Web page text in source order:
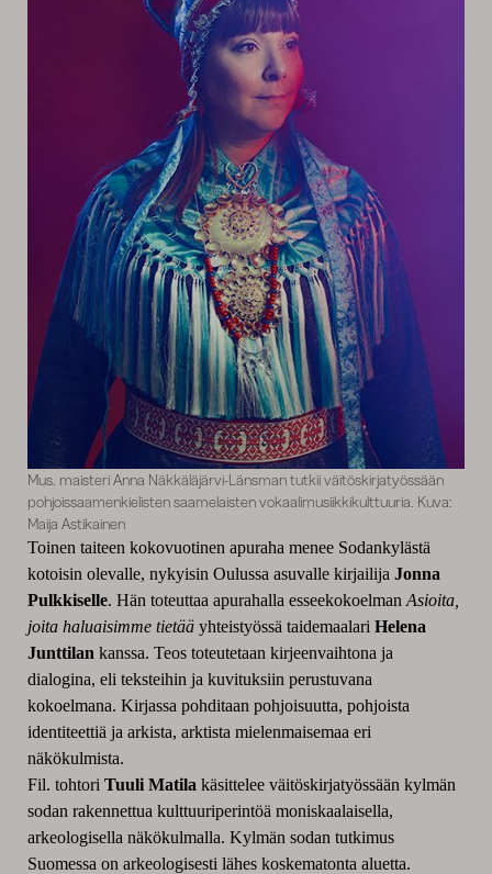
Mus. maisteri Anna Näkkäläjärvi-Länsman tutkii väitöskirjatyössään
pohjoissaamenkielisten saamelaisten vokaalimusiikkikulttuuria. Kuva:
Maija Astikainen
Toinen taiteen kokovuotinen apuraha menee Sodankylästä
kotoisin olevalle, nykyisin Oulussa asuvalle kirjailija Jonna
Pulkkiselle. Hän toteuttaa apurahalla esseekokoelman Asioita,
joita haluaisimme tietää yhteistyössä taidemaalari Helena
Junttilan kanssa. Teos toteutetaan kirjeenvaihtona ja
dialogina, eli teksteihin ja kuvituksiin perustuvana
kokoelmana. Kirjassa pohditaan pohjoisuutta, pohjoista
identiteettiä ja arkista, arktista mielenmaisemaa eri
näkökulmista.
Fil. tohtori Tuuli Matila käsittelee väitöskirjatyössään kylmän
sodan rakennettua kulttuuriperintöä moniskaalaisella,
arkeologisella näkökulmalla. Kylmän sodan tutkimus
Suomessa on arkeologisesti lähes koskematonta aluetta.